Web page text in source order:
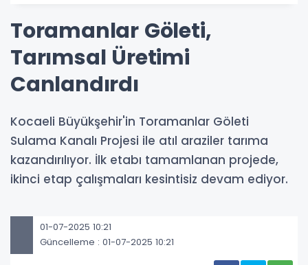
Toramanlar Göleti,
Tarımsal Üretimi
Canlandırdı
Kocaeli Büyükşehir'in Toramanlar Göleti
Sulama Kanalı Projesi ile atıl araziler tarıma
kazandırılıyor. İlk etabı tamamlanan projede,
ikinci etap çalışmaları kesintisiz devam ediyor.
01-07-2025 10:21
Güncelleme : 01-07-2025 10:21